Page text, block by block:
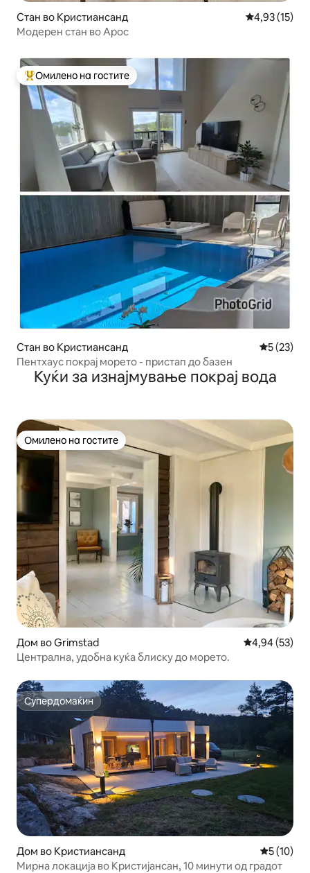
Стан во Кристиансанд Просечна
4,93 (15)
Модерен стан во Арос
Меѓу најуспешните „Омилени на гостите“
Омилено на гостите
Стан во Кристиансанд Просечна
5 (23)
Пентхаус покрај морето - пристап до базен
Куќи за изнајмување покрај вода
Омилено на гостите
Омилено на гостите
Дом во Grimstad Просечна
4,94 (53)
Централна, удобна куќа блиску до морето.
Супердомаќин
Супердомаќин
Дом во Кристиансанд Просечна
5 (10)
Мирна локација во Кристијансан, 10 минути од градот